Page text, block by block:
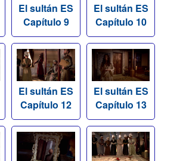
El sultán ES
Capítulo 9
El sultán ES
Capítulo 10
El sultán ES
Capítulo 12
El sultán ES
Capítulo 13